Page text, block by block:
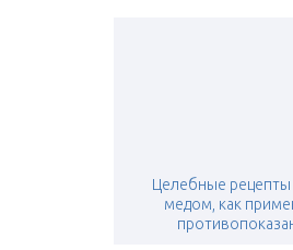
Целебные рецепты
медом, как